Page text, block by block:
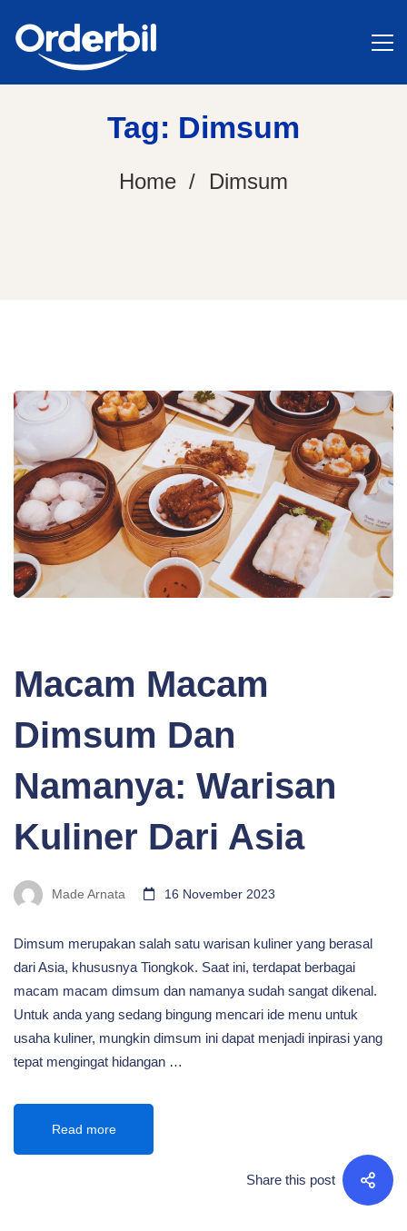
Tag: Dimsum
Home Dimsum
Macam Macam
Dimsum Dan
Namanya: Warisan
Kuliner Dari Asia
Made Arnata 16 November 2023
Dimsum merupakan salah satu warisan kuliner yang berasal
dari Asia, khususnya Tiongkok. Saat ini, terdapat berbagai
macam macam dimsum dan namanya sudah sangat dikenal.
Untuk anda yang sedang bingung mencari ide menu untuk
usaha kuliner, mungkin dimsum ini dapat menjadi inpirasi yang
tepat mengingat hidangan …
Read more
Share this post